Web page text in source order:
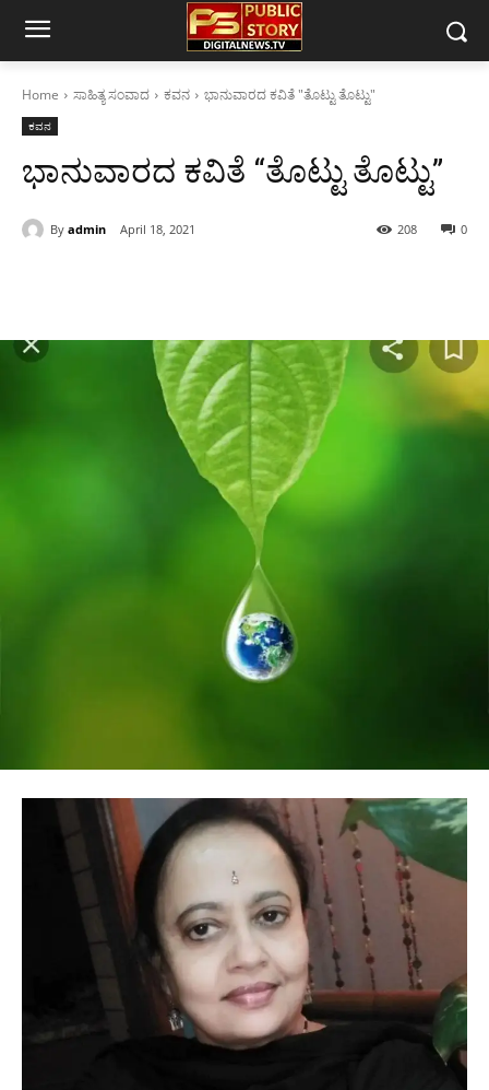
Home ಸಾಹಿತ್ಯ ಸಂವಾದ ಕವನ ಭಾನುವಾರದ ಕವಿತೆ "ತೊಟ್ಟು ತೊಟ್ಟು"
ಕವನ
ಭಾನುವಾರದ ಕವಿತೆ “ತೊಟ್ಟು ತೊಟ್ಟು”
By admin April 18, 2021 0
208